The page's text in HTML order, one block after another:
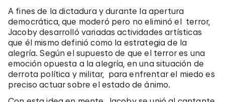
A fines de la dictadura y durante la apertura
democrática, que moderó pero no eliminó el terror,
Jacoby desarrolló variadas actividades artísticas
que él mismo definió como la estrategia de la
alegría. Según el supuesto de que el terror es una
emoción opuesta a la alegría, en una situación de
derrota política y militar, para enfrentar el miedo es
preciso actuar sobre el estado de ánimo.